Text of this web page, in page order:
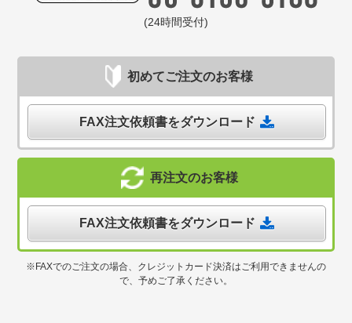
(24時間受付)
初めてご注文のお客様
FAX注文依頼書をダウンロード
再注文のお客様
FAX注文依頼書をダウンロード
※FAXでのご注文の場合、クレジットカード決済はご利用できませんの
で、予めご了承ください。